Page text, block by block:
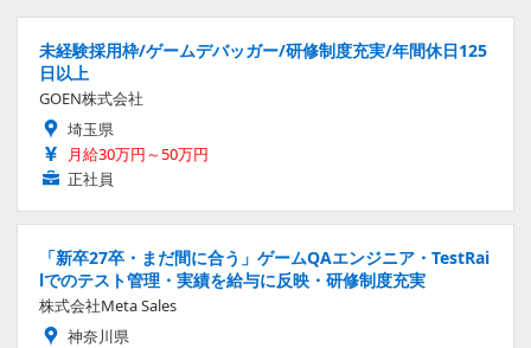
未経験採用枠/ゲームデバッガー/研修制度充実/年間休日125
日以上
GOEN株式会社
埼玉県
月給30万円～50万円
正社員
「新卒27卒・まだ間に合う」ゲームQAエンジニア・TestRai
lでのテスト管理・実績を給与に反映・研修制度充実
株式会社Meta Sales
神奈川県